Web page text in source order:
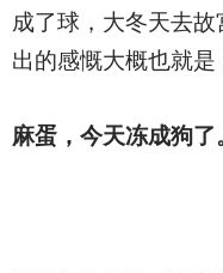
成了球，大冬天去
出的感慨大概也就是
麻蛋，今天冻成狗了